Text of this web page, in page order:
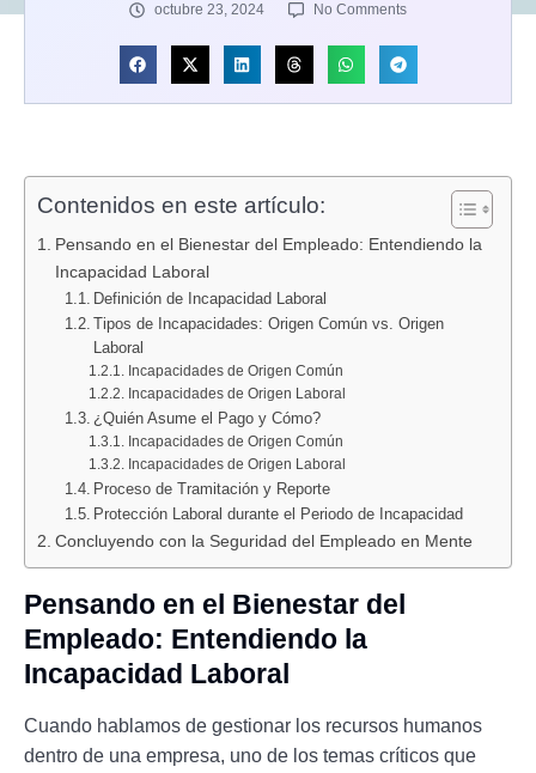
octubre 23, 2024 No Comments
Contenidos en este artículo:
Pensando en el Bienestar del Empleado: Entendiendo la
Incapacidad Laboral
Definición de Incapacidad Laboral
Tipos de Incapacidades: Origen Común vs. Origen
Laboral
Incapacidades de Origen Común
Incapacidades de Origen Laboral
¿Quién Asume el Pago y Cómo?
Incapacidades de Origen Común
Incapacidades de Origen Laboral
Proceso de Tramitación y Reporte
Protección Laboral durante el Periodo de Incapacidad
Concluyendo con la Seguridad del Empleado en Mente
Pensando en el Bienestar del
Empleado: Entendiendo la
Incapacidad Laboral
Cuando hablamos de gestionar los recursos humanos
dentro de una empresa, uno de los temas críticos que